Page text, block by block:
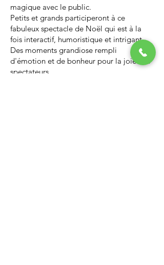
magique avec le public.
Petits et grands participeront à ce
fabuleux spectacle de Noël qui est à la
fois interactif, humoristique et intrigant.
Des moments grandiose rempli
d'émotion et de bonheur pour la joie des
spectateurs.